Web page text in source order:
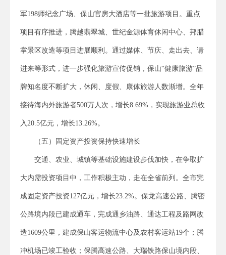
军198师纪念广场、保山官房大酒店等一批旅游项目。重点
项目有序推进，腾越翡翠城、世纪金源体育休闲中心、邦腊
掌景区改造等项目进展顺利。通过媒体、节庆、走出去、请
进来等形式，进一步强化旅游宣传促销，保山“健康旅游”品
牌知名度不断扩大，休闲、度假、康体旅游人数渐增。全年
接待海内外旅游者500万人次，增长8.69%，实现旅游业总收
入20.5亿元，增长13.26%。
（五）固定资产投资保持快速增长
交通、农业、城镇等基础设施建设步伐加快，在争取扩
大内需投资项目中，工作积极主动，走在全省前列。全市完
成固定资产投资127亿元，增长23.2%。保龙高速公路、腾密
公路境内段已建成通车，完成通乡油路、通达工程及路网改
造1609公里，建成保山客运物流中心及农村客运站19个；腾
冲机场已竣工验收；保腾高速公路、大瑞铁路保山境内段、